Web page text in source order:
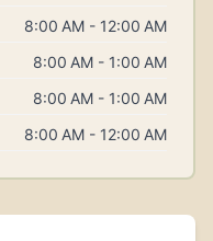
8:00 AM - 12:00 AM
8:00 AM - 1:00 AM
8:00 AM - 1:00 AM
8:00 AM - 12:00 AM